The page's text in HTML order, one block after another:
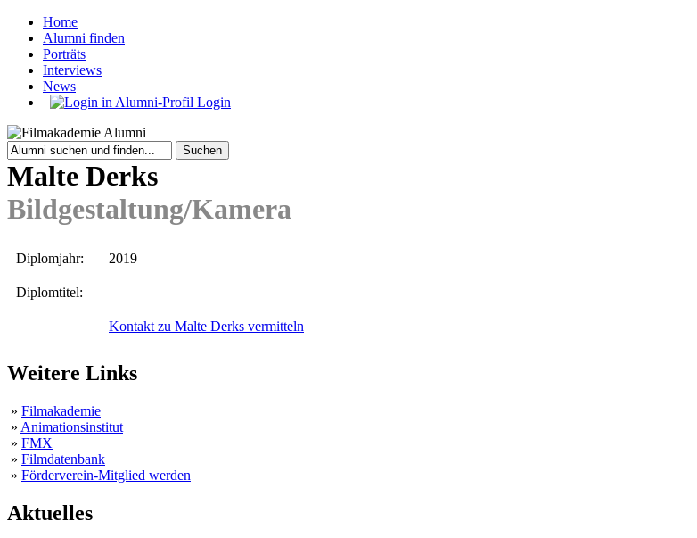
Home
Alumni finden
Porträts
Interviews
News
Login
Malte Derks
Bildgestaltung/Kamera
Diplomjahr: 2019
Diplomtitel:
Kontakt zu Malte Derks vermitteln
Weitere Links
» Filmakademie
» Animationsinstitut
» FMX
» Filmdatenbank
» Förderverein-Mitglied werden
Aktuelles